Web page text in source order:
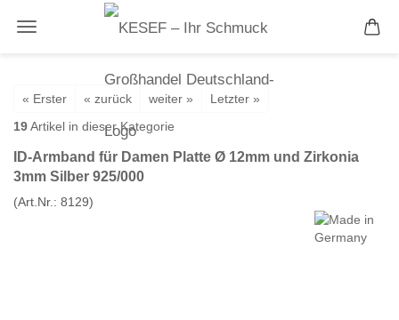
« Erster « zurück weiter »
Letzter »
19Artikel in dieser Kategorie
ID-Armband für Damen Platte Ø 12mm und Zirkonia
3mm Silber 925/000
(Art.Nr.: 8129)